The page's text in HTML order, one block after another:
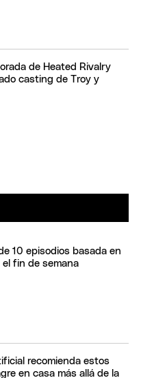
de Heated Rivalry
casting de Troy y
10 episodios basada en
fin de semana
recomienda estos
en casa más allá de la